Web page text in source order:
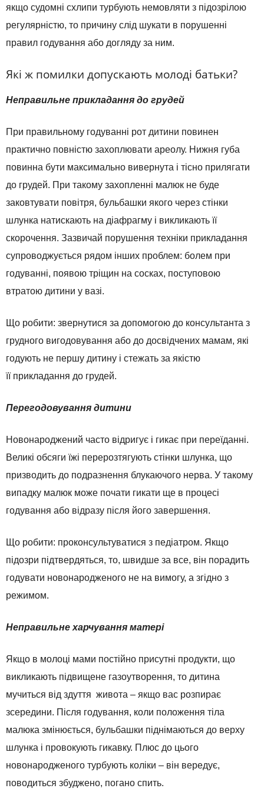
якщо судомні схлипи турбують немовляти з підозрілою
регулярністю, то причину слід шукати в порушенні
правил годування або догляду за ним.
Які ж помилки допускають молоді батьки?
Неправильне прикладання до грудей
При правильному годуванні рот дитини повинен
практично повністю захоплювати ареолу. Нижня губа
повинна бути максимально вивернута і тісно прилягати
до грудей. При такому захопленні малюк не буде
заковтувати повітря, бульбашки якого через стінки
шлунка натискають на діафрагму і викликають її
скорочення. Зазвичай порушення техніки прикладання
супроводжується рядом інших проблем: болем при
годуванні, появою тріщин на сосках, поступовою
втратою дитини у вазі.
Що робити: звернутися за допомогою до консультанта з
грудного вигодовування або до досвідчених мамам, які
годують не першу дитину і стежать за якістю
її прикладання до грудей.
Перегодовування дитини
Новонароджений часто відригує і гикає при переїданні.
Великі обсяги їжі перерозтягують стінки шлунка, що
призводить до подразнення блукаючого нерва. У такому
випадку малюк може почати гикати ще в процесі
годування або відразу після його завершення.
Що робити: проконсультуватися з педіатром. Якщо
підозри підтвердяться, то, швидше за все, він порадить
годувати новонародженого не на вимогу, а згідно з
режимом.
Неправильне харчування матері
Якщо в молоці мами постійно присутні продукти, що
викликають підвищене газоутворення, то дитина
мучиться від здуття живота – якщо вас розпирає
зсередини. Після годування, коли положення тіла
малюка змінюється, бульбашки піднімаються до верху
шлунка і провокують гикавку. Плюс до цього
новонародженого турбують коліки – він вередує,
поводиться збуджено, погано спить.